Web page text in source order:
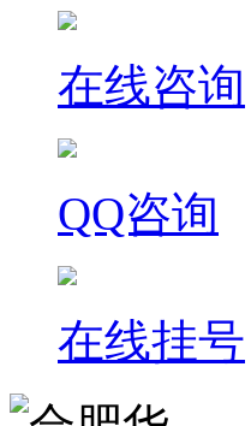
在线咨询
QQ咨询
在线挂号